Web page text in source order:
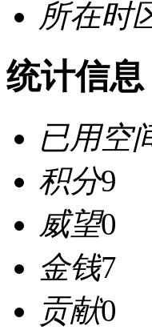
所在时
统计信息
已用空
积分9
威望0
金钱7
贡献0